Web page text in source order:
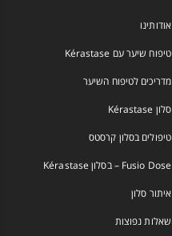
אודותינו
טיפוח שיער עם Kérastase
מדריכים לטיפוח השיער
סלון Kérastase
טיפולים בסלון קרסטס
Fusio Dose – בסלון Kérastase
איתור סלון
שאלות נפוצות